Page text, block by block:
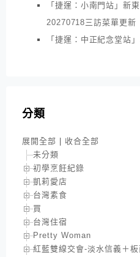
「捷運：小南門站」新
20270718三訪菜單更新
「捷運：中正紀念堂站
分類
展開全部
收合全部
未分類
初學烹飪紀錄
凱莉愛店
台灣素食
買
台灣住宿
Pretty Woman
紅藍雙線交會-淡水信義＋板